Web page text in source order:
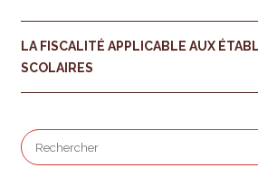
LA FISCALITÉ APPLICABLE AUX
SCOLAIRES